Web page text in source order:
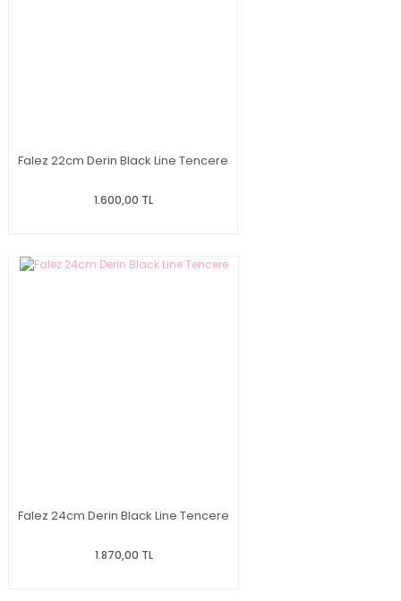
Falez 22cm Derin Black Line Tencere
1.600,00 TL
Falez 24cm Derin Black Line Tencere
1.870,00 TL